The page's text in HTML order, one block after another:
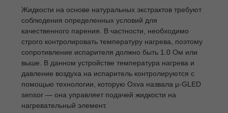
Жидкости на основе натуральных экстрактов требуют
соблюдения определенных условий для
качественного парения. В частности, необходимо
строго контролировать температуру нагрева, поэтому
сопротивление испарителя должно быть 1.0 Ом или
выше. В данном устройстве температура нагрева и
давление воздуха на испаритель контролируются с
помощью технологии, которую Oxva назвала µ-GLED
sensor — она управляет подачей жидкости на
нагревательный элемент.